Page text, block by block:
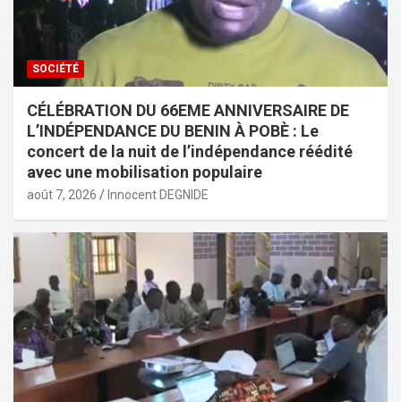
SOCIÉTÉ
CÉLÉBRATION DU 66EME ANNIVERSAIRE DE
L’INDÉPENDANCE DU BENIN À POBÈ : Le
concert de la nuit de l’indépendance réédité
avec une mobilisation populaire
août 7, 2026 Innocent DEGNIDE